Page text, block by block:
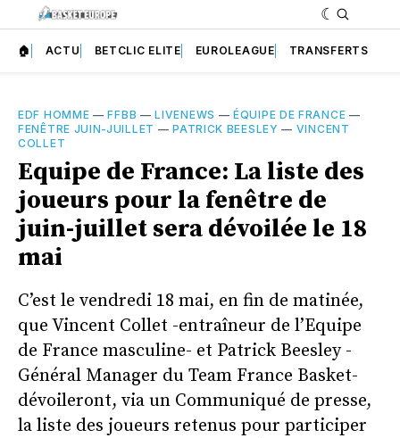
🏠 ACTU BETCLIC ELITE EUROLEAGUE TRANSFERTS
EDF HOMME —FFBB —LIVENEWS —ÉQUIPE DE FRANCE —
FENÊTRE JUIN-JUILLET —PATRICK BEESLEY — VINCENT
COLLET
Equipe de France: La liste des
joueurs pour la fenêtre de
juin-juillet sera dévoilée le 18
mai
C’est le vendredi 18 mai, en fin de matinée,
que Vincent Collet -entraîneur de l’Equipe
de France masculine- et Patrick Beesley -
Général Manager du Team France Basket-
dévoileront, via un Communiqué de presse,
la liste des joueurs retenus pour participer